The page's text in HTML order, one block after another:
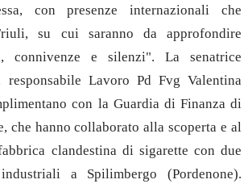
con presenze internazionali che
su cui saranno da approfondire
connivenze e silenzi". La senatrice
Lavoro Pd Fvg Valentina
con la Guardia di Finanza di
che hanno collaborato alla scoperta e al
clandestina di sigarette con due
a Spilimbergo (Pordenone).